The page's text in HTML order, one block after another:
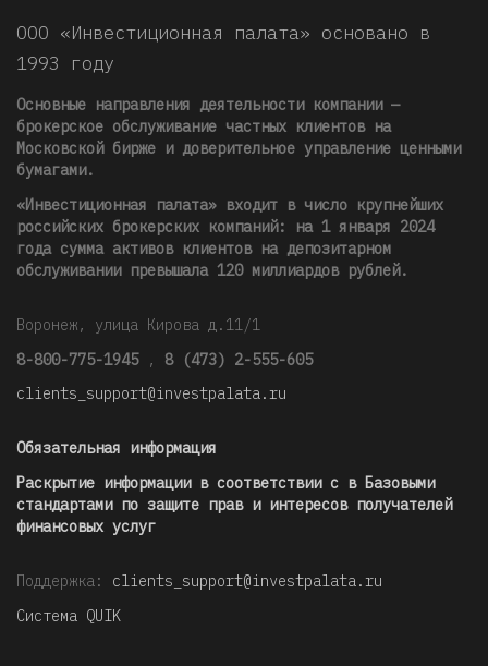
ООО «Инвестиционная палата» основано в
1993 году
Основные направления деятельности компании —
брокерское обслуживание частных клиентов на
Московской бирже и доверительное управление ценными
бумагами.
«Инвестиционная палата» входит в число крупнейших
российских брокерских компаний: на 1 января 2024
года сумма активов клиентов на депозитарном
обслуживании превышала 120 миллиардов рублей.
Воронеж, улица Кирова д.11/1
8-800-775-1945 , 8 (473) 2-555-605
clients_support@investpalata.ru
Обязательная информация
Раскрытие информации в соответствии с в Базовыми
стандартами по защите прав и интересов получателей
финансовых услуг
Поддержка: clients_support@investpalata.ru
Система QUIK